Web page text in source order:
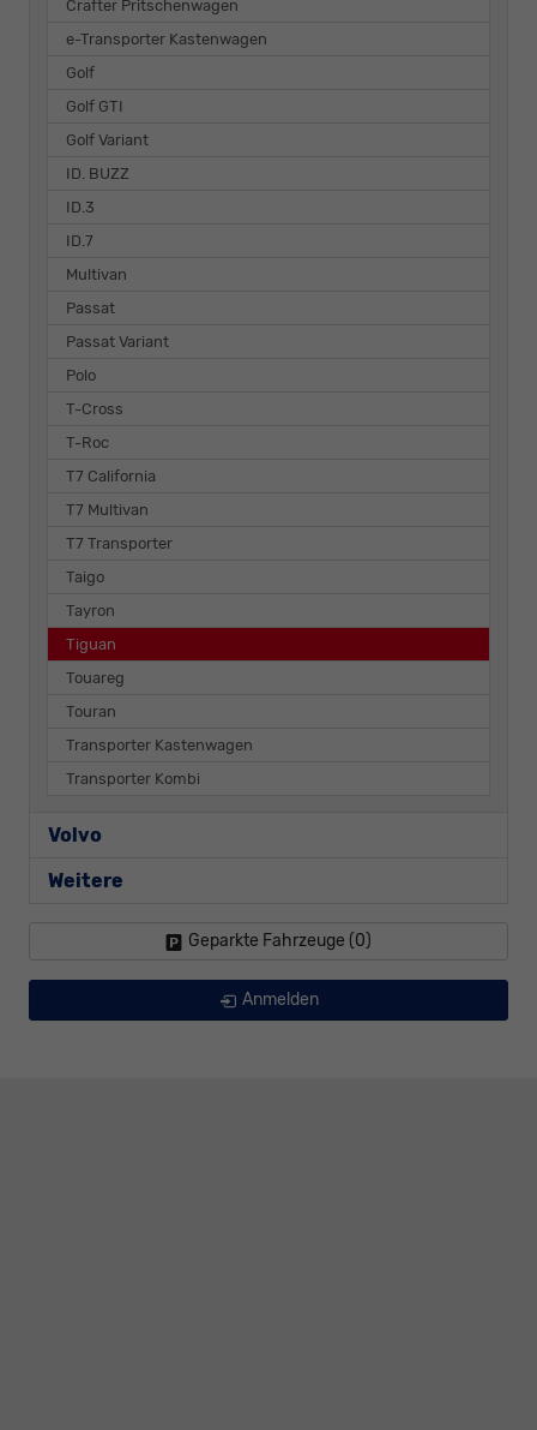
Crafter Pritschenwagen
e-Transporter Kastenwagen
Golf
Golf GTI
Golf Variant
ID. BUZZ
ID.3
ID.7
Multivan
Passat
Passat Variant
Polo
T-Cross
T-Roc
T7 California
T7 Multivan
T7 Transporter
Taigo
Tayron
Tiguan
Touareg
Touran
Transporter Kastenwagen
Transporter Kombi
Volvo
Weitere
Geparkte Fahrzeuge (0)
Anmelden